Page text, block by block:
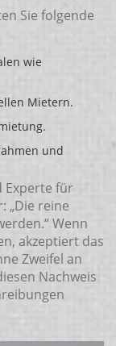
Sie folgende
wie
Mietern.
und
Experte für
„Die reine
Wenn
akzeptiert das
Zweifel an
Nachweis